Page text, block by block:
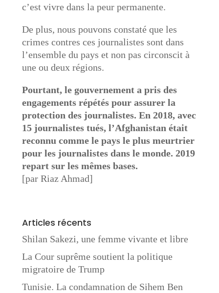
c’est vivre dans la peur permanente.
De plus, nous pouvons constaté que les
crimes contres ces journalistes sont dans
l’ensemble du pays et non pas circonscit à
une ou deux régions.
Pourtant, le gouvernement a pris des
engagements répétés pour assurer la
protection des journalistes. En 2018, avec
15 journalistes tués, l’Afghanistan était
reconnu comme le pays le plus meurtrier
pour les journalistes dans le monde. 2019
repart sur les mêmes bases.
[par Riaz Ahmad]
Articles récents
Shilan Sakezi, une femme vivante et libre
La Cour suprême soutient la politique
migratoire de Trump
Tunisie. La condamnation de Sihem Ben